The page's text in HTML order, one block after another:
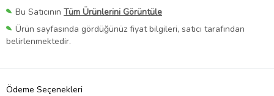
Bu Satıcının Tüm Ürünlerini Görüntüle
Ürün sayfasında gördüğünüz fiyat bilgileri, satıcı tarafından
belirlenmektedir.
Ödeme Seçenekleri